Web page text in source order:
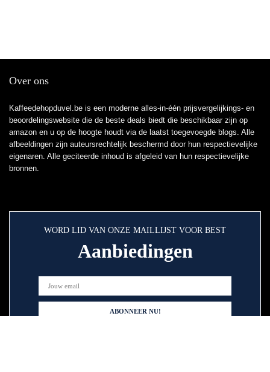
Over ons
Kaffeedehopduvel.be is een moderne alles-in-één prijsvergelijkings- en
beoordelingswebsite die de beste deals biedt die beschikbaar zijn op
amazon en u op de hoogte houdt via de laatst toegevoegde blogs. Alle
afbeeldingen zijn auteursrechtelijk beschermd door hun respectievelijke
eigenaren. Alle geciteerde inhoud is afgeleid van hun respectievelijke
bronnen.
WORD LID VAN ONZE MAILLIJST VOOR BEST
Aanbiedingen